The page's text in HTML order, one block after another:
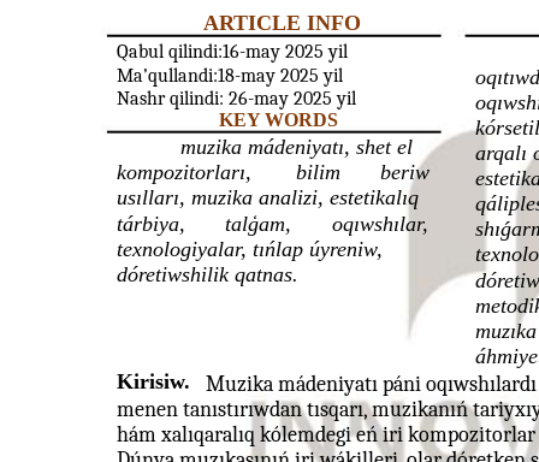
ARTICLE INFO
Qabul qilindi:16-may 2025 yil
Ma’qullandi:18-may 2025 yil
Nashr qilindi: 26-may 2025 yil
arqalı
KEY WORDS
muzika mádeniyatı, shet el
kompozitorları,
bilim
beriw
usılları, muzika analizi, estetikalıq
tárbiya,
talģam,
oqıwshılar,
texnologiyalar, tıńlap úyreniw,
dóretiwshilik qatnas.
Kirisiw.
Muzika mádeniyatı páni
menen tanıstırıwdan tısqarı, muzikanıń
hám xalıqaralıq kólemdegi eń iri